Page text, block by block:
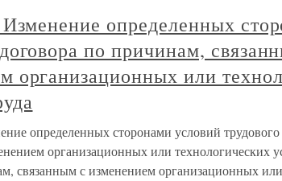
определенных
по причинам,
организационных или
определенных сторонами условий
организационных или технологических
связанным с изменением организационных